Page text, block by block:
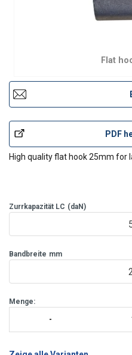
Flat
PDF
High quality flat hook 25mm for
Zurrkapazität LC (daN)
Bandbreite mm
Menge: